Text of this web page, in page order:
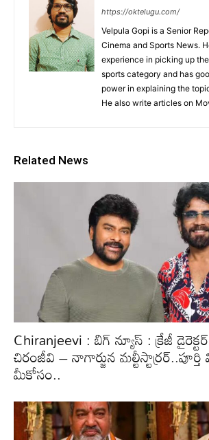
https://oktelugu.com/
Velpula Gopi is a Senior
Cinema and Sports News.
experience in picking up
sports category and has
power in explaining the
He also write articles on
Related News
Chiranjeevi : బిగ్ న్యూస్ : క్రేజీ
చిరంజీవి – నాగార్జున
మీకోసం..